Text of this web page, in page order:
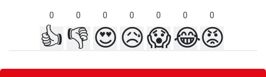
0 0 0 0 0 0 0
👍 👎 😍😥😱😂😡